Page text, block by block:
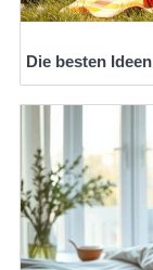
Die besten